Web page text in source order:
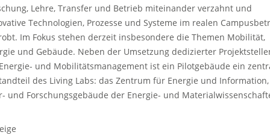
Lehre, Transfer und Betrieb miteinander verzahnt und
Technologien, Prozesse und Systeme im realen
Im Fokus stehen derzeit insbesondere die Themen Mobilität,
und Gebäude. Neben der Umsetzung dedizierter
und Mobilitätsmanagement ist ein Pilotgebäude ein
des Living Labs: das Zentrum für Energie und
und Forschungsgebäude der Energie- und